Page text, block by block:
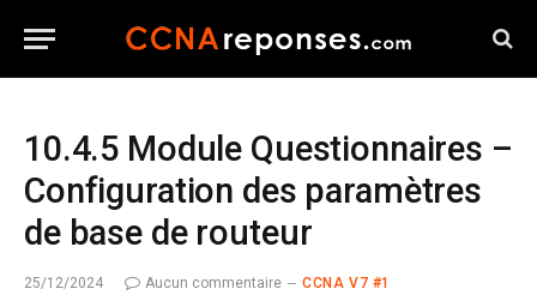
10.4.5 Module Questionnaires –
Configuration des paramètres
de base de routeur
25/12/2024 Aucun commentaire CCNA V7 #1